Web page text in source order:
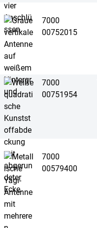
7000
00752015
7000
00751954
7000
00579400